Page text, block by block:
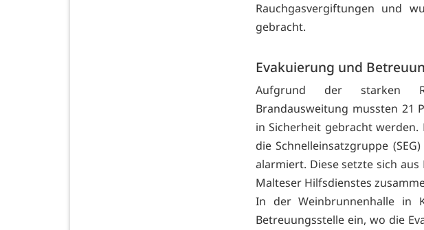
Rauchgasvergiftungen und
gebracht.
Evakuierung und
Aufgrund der starken
Brandausweitung mussten 21
in Sicherheit gebracht
die Schnelleinsatzgruppe
alarmiert. Diese setzte sich
Malteser Hilfsdienstes
In der Weinbrunnenhalle in
Betreuungsstelle ein, wo die